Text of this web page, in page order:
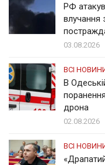
РФ
влучання
03.08.2026
ВСІ
В
дрона
02.08.2026
ВСІ